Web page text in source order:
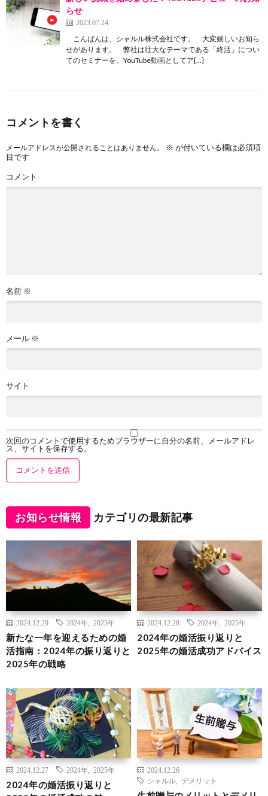
らせ
2023.07.24
こんばんは、シャルル株式会社です。 大変嬉しいお知ら
せがあります。 弊社は壮大なテーマである「終活」につい
てのセミナーを、YouTube動画としてア[…]
コメントを書く
メールアドレスが公開されることはありません。 ※ が付いている欄は必須項
目です
コメント
名前 ※
メール ※
サイト
次回のコメントで使用するためブラウザーに自分の名前、メールアドレ
ス、サイトを保存する。
お知らせ情報 カテゴリの最新記事
2024.12.29 2024年 2025年
新たな一年を迎えるための婚
活指南：2024年の振り返りと
2025年の戦略
2024.12.28 2024年 2025年
2024年の婚活振り返りと
2025年の婚活成功アドバイス
2024.12.27 2024年 2025年
2024年の婚活振り返りと
2024.12.26
シャルル
デメリット